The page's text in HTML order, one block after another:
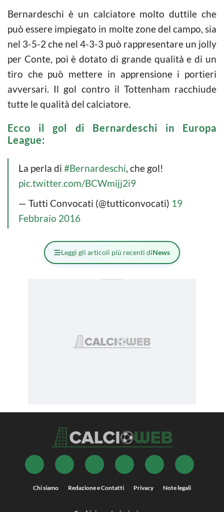
Bernardeschi è un calciatore molto duttile che
può essere impiegato in molte zone del campo, sia
nel 3-5-2 che nel 4-3-3 può rappresentare un jolly
per Conte, poi è dotato di grande qualità e di un
tiro che può mettere in apprensione i portieri
avversari. Il gol contro il Tottenham racchiude
tutte le qualità del calciatore.
Ecco il gol di Bernardeschi in Europa
League:
La perla di #Bernardeschi, che gol!
pic.twitter.com/BCWmijj2i9
— Tutti Convocati (@tutticonvocati) 19
Febbraio 2016
Leggi gli articoli più recenti diNews
Chi siamo Redazione e Contatti Privacy Note legali